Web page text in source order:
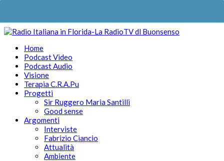
Home
Podcast Video
Podcast Audio
Visione
Terapia C.R.A.Pu
Progetti
Sir Ruggero Maria Santilli
Good sense
Argomenti
Interviste
Fabrizio Ciancio
Attualità
Ambiente